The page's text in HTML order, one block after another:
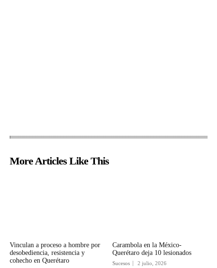
More Articles Like This
Vinculan a proceso a hombre por
desobediencia, resistencia y
cohecho en Querétaro
Carambola en la México-
Querétaro deja 10 lesionados
Sucesos 2 julio, 2026